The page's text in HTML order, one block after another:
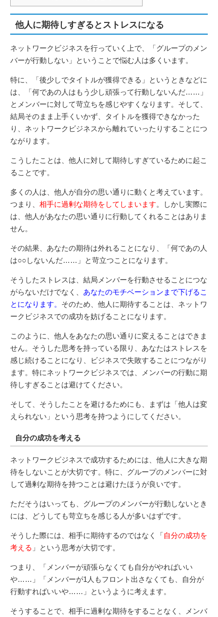
他人に期待しすぎるとストレスになる
ネットワークビジネスを行っていく上で、「グループのメン
バーが行動しない」ということで悩む人は多くいます。
特に、「後少しでタイトルが獲得できる」というときなどに
は、「何であの人はもう少し頑張って行動しないんだ……」
とメンバーに対して苛立ちを感じやすくなります。そして、
結局そのまま上手くいかず、タイトルを獲得できなかった
り、ネットワークビジネスから離れていったりすることにつ
ながります。
こうしたことは、他人に対して期待しすぎているために起こ
ることです。
多くの人は、他人が自分の思い通りに動くと考えています。
つまり、相手に過剰な期待をしてしまいます。しかし実際に
は、他人があなたの思い通りに行動してくれることはありま
せん。
その結果、あなたの期待は外れることになり、「何であの人
は○○しないんだ……」と苛立つことになります。
そうしたストレスは、結局メンバーを行動させることにつな
がらないだけでなく、 あなたのモチベーションまで下げるこ
とになります。 そのため、他人に期待することは、ネットワ
ークビジネスでの成功を妨げることになります。
このように、他人をあなたの思い通りに変えることはできま
せん。そうした思考を持っている限り、あなたはストレスを
感じ続けることになり、ビジネスで失敗することにつながり
ます。特にネットワークビジネスでは、メンバーの行動に期
待しすぎることは避けてください。
そして、そうしたことを避けるためにも、まずは「他人は変
えられない」という思考を持つようにしてください。
自分の成功を考える
ネットワークビジネスで成功するためには、他人に大きな期
待をしないことが大切です。特に、グループのメンバーに対
して過剰な期待を持つことは避けたほうが良いです。
ただそうはいっても、グループのメンバーが行動しないとき
には、どうしても苛立ちを感じる人が多いはずです。
そうした際には、相手に期待するのではなく「自分の成功を
考える 」という思考が大切です。
つまり、「メンバーが頑張らなくても自分がやればいい
や……」「メンバーが1人もフロント出さなくても、自分が
行動すればいいや……」というように考えます。
そうすることで、相手に過剰な期待をすることなく、メンバ